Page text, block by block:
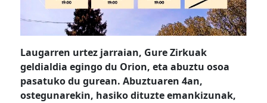
Laugarren urtez jarraian, Gure Zirkuak
geldialdia egingo du Orion, eta abuztu osoa
pasatuko du gurean. Abuztuaren 4an,
ostegunarekin, hasiko dituzte emankizunak,